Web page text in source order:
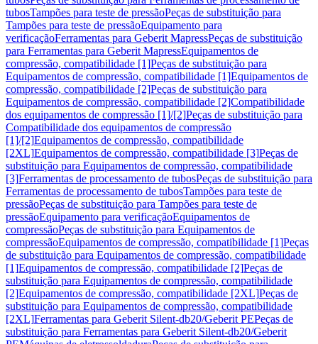
tubosTampões para teste de pressãoPeças de substituição para
Tampões para teste de pressãoEquipamento para
verificaçãoFerramentas para Geberit MapressPeças de substituição
para Ferramentas para Geberit MapressEquipamentos de
compressão, compatibilidade [1]Peças de substituição para
Equipamentos de compressão, compatibilidade [1]Equipamentos de
compressão, compatibilidade [2]Peças de substituição para
Equipamentos de compressão, compatibilidade [2]Compatibilidade
dos equipamentos de compressão [1]/[2]Peças de substituição para
Compatibilidade dos equipamentos de compressão
[1]/[2]Equipamentos de compressão, compatibilidade
[2XL]Equipamentos de compressão, compatibilidade [3]Peças de
substituição para Equipamentos de compressão, compatibilidade
[3]Ferramentas de processamento de tubosPeças de substituição para
Ferramentas de processamento de tubosTampões para teste de
pressãoPeças de substituição para Tampões para teste de
pressãoEquipamento para verificaçãoEquipamentos de
compressãoPeças de substituição para Equipamentos de
compressãoEquipamentos de compressão, compatibilidade [1]Peças
de substituição para Equipamentos de compressão, compatibilidade
[1]Equipamentos de compressão, compatibilidade [2]Peças de
substituição para Equipamentos de compressão, compatibilidade
[2]Equipamentos de compressão, compatibilidade [2XL]Peças de
substituição para Equipamentos de compressão, compatibilidade
[2XL]Ferramentas para Geberit Silent-db20/Geberit PEPeças de
substituição para Ferramentas para Geberit Silent-db20/Geberit